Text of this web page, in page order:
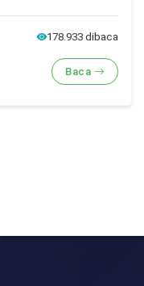
178.933 dibaca
Baca